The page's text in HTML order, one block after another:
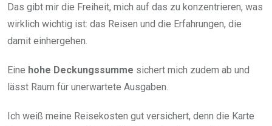
Das gibt mir die Freiheit, mich auf das zu konzentrieren, was
wirklich wichtig ist: das Reisen und die Erfahrungen, die
damit einhergehen.
Eine hohe Deckungssumme sichert mich zudem ab und
lässt Raum für unerwartete Ausgaben.
Ich weiß meine Reisekosten gut versichert, denn die Karte